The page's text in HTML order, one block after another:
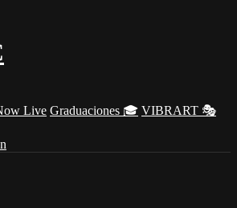
Live Graduaciones 🎓 VIBRART 🎭